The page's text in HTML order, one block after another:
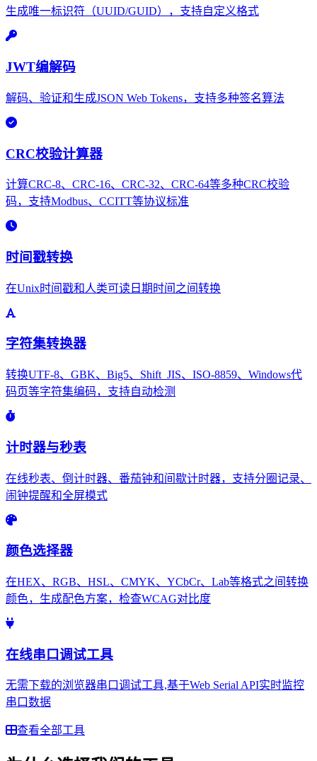
生成唯一标识符（UUID/GUID），支持自定义格式
JWT编解码
解码、验证和生成JSON Web Tokens，支持多种签名算法
CRC校验计算器
计算CRC-8、CRC-16、CRC-32、CRC-64等多种CRC校验
码，支持Modbus、CCITT等协议标准
时间戳转换
在Unix时间戳和人类可读日期时间之间转换
字符集转换器
转换UTF-8、GBK、Big5、Shift_JIS、ISO-8859、Windows代
码页等字符集编码，支持自动检测
计时器与秒表
在线秒表、倒计时器、番茄钟和间歇计时器，支持分圈记录、
闹钟提醒和全屏模式
颜色选择器
在HEX、RGB、HSL、CMYK、YCbCr、Lab等格式之间转换
颜色，生成配色方案，检查WCAG对比度
在线串口调试工具
无需下载的浏览器串口调试工具,基于Web Serial API实时监控
串口数据
查看全部工具